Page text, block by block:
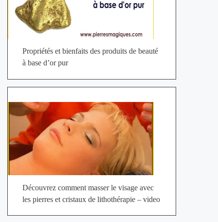
Propriétés et bienfaits des produits de beauté
à base d’or pur
Découvrez comment masser le visage avec
les pierres et cristaux de lithothérapie – video